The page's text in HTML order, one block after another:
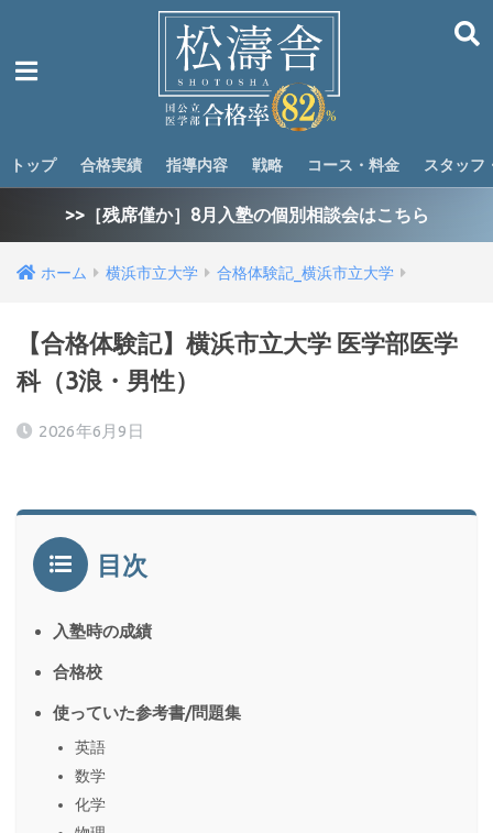
トップ 合格実績 指導内容 戦略 コース・料金 スタッフ
>>［残席僅か］8月入塾の個別相談会はこちら
ホーム 横浜市立大学 合格体験記_横浜市立大学
【合格体験記】横浜市立大学 医学部医学
科（3浪・男性）
2026年6月9日
目次
入塾時の成績
合格校
使っていた参考書/問題集
英語
数学
化学